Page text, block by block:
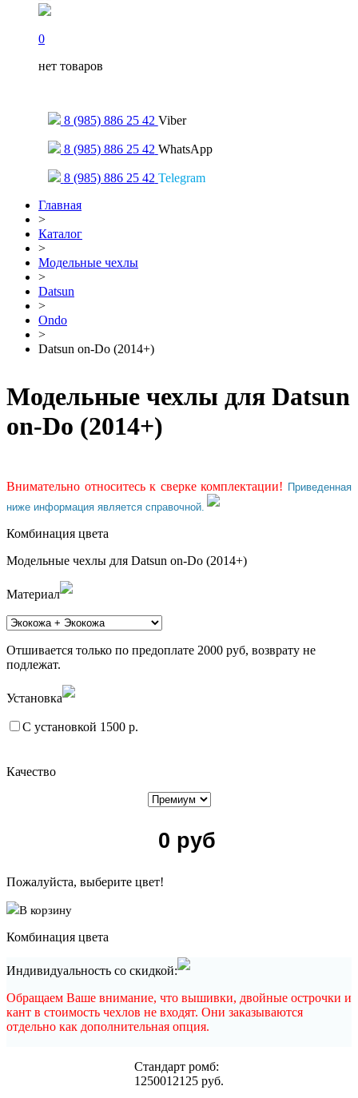
0
нет товаров
8 (985) 886 25 42 Viber
8 (985) 886 25 42 WhatsApp
8 (985) 886 25 42 Telegram
Главная
>
Каталог
>
Модельные чехлы
>
Datsun
>
Ondo
>
Datsun on-Do (2014+)
Модельные чехлы для Datsun
on-Do (2014+)
Внимательно относитесь к сверке комплектации! Приведенная
ниже информация является справочной.
Комбинация цвета
Модельные чехлы для Datsun on-Do (2014+)
Материал
Отшивается только по предоплате 2000 руб, возврату не
подлежат.
Установка
С установкой 1500 р.
Качество
0 руб
Пожалуйста, выберите цвет!
В корзину
Комбинация цвета
Индивидуальность со скидкой:
Обращаем Ваше внимание, что вышивки, двойные острочки и
кант в стоимость чехлов не входят. Они заказываются
отдельно как дополнительная опция.
Cтандарт ромб:
1250012125 руб.